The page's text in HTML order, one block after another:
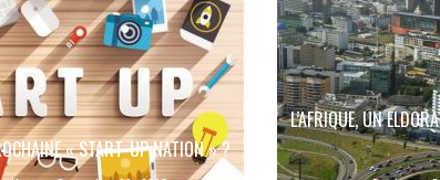
« START-UP NATION » ?
L’AFRIQUE, UN